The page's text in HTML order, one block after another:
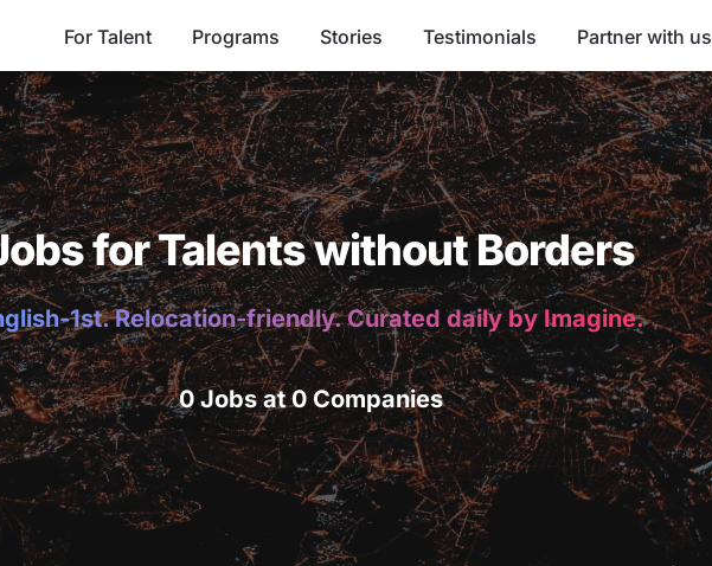
For Talent Programs Stories Testimonials Partner with us
for Talents without Borders
1st. Relocation-friendly. Curated daily by Imagine.
0 Jobs at 0 Companies